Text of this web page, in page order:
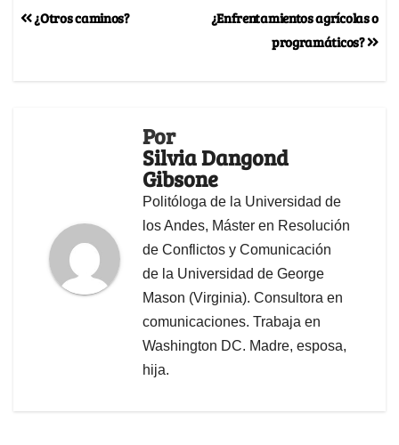
¿Enfrentamientos agrícolas o
programáticos?
¿Otros caminos?
Por
Silvia Dangond
Gibsone
Politóloga de la Universidad de
los Andes, Máster en Resolución
de Conflictos y Comunicación
de la Universidad de George
Mason (Virginia). Consultora en
comunicaciones. Trabaja en
Washington DC. Madre, esposa,
hija.